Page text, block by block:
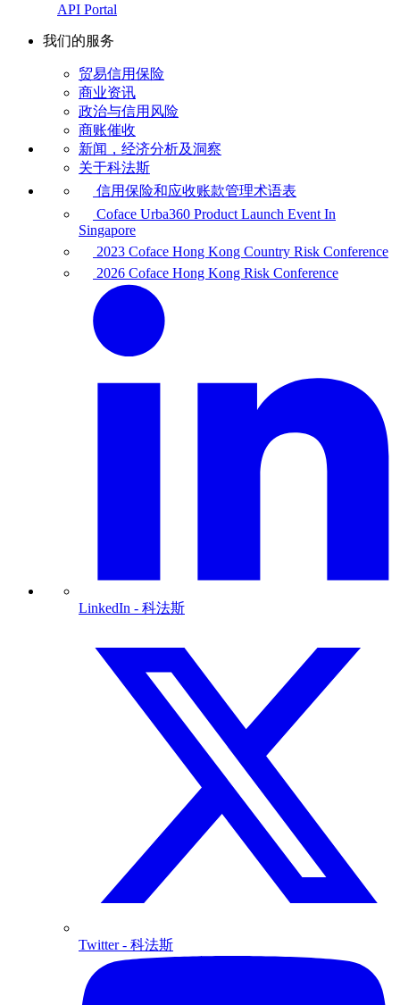
API Portal
我们的服务
贸易信用保险
商业资讯
政治与信用风险
商账催收
新闻，经济分析及洞察
关于科法斯
信用保险和应收账款管理术语表
Coface Urba360 Product Launch Event In
Singapore
2023 Coface Hong Kong Country Risk Conference
2026 Coface Hong Kong Risk Conference
LinkedIn - 科法斯
Twitter- 科法斯